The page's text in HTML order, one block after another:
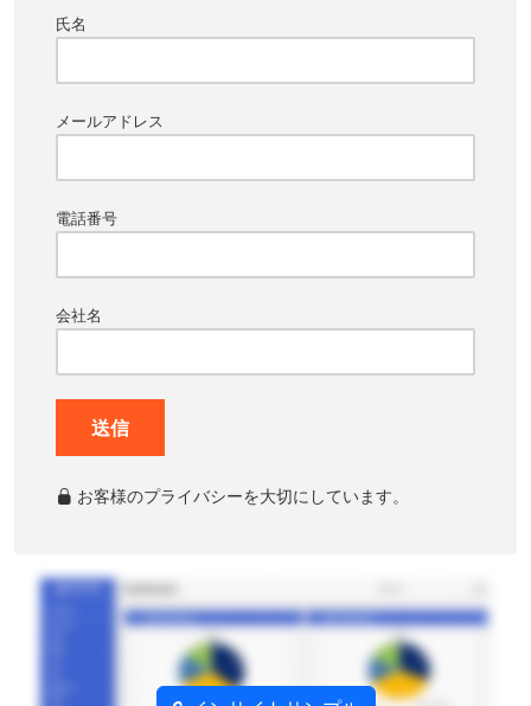
氏名
メールアドレス
電話番号
会社名
送信
お客様のプライバシーを大切にしています。